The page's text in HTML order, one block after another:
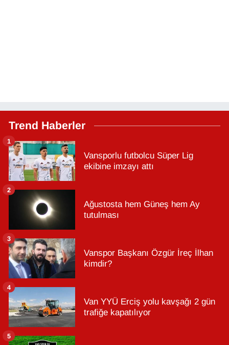
Trend Haberler
Vansporlu futbolcu Süper Lig
ekibine imzayı attı
1
Ağustosta hem Güneş hem Ay
tutulması
2
Vanspor Başkanı Özgür İreç İlhan
kimdir?
3
Van YYÜ Erciş yolu kavşağı 2 gün
trafiğe kapatılıyor
4
5